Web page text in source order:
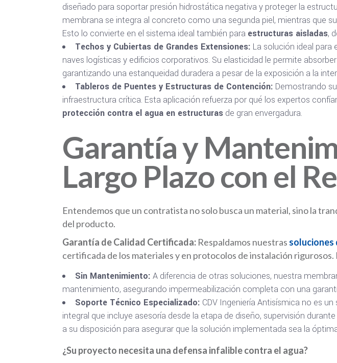
diseñado para soportar presión hidrostática negativa y proteger la
membrana se integra al concreto como una segunda piel, mientras que
Esto lo convierte en el sistema ideal también para estructuras aisladas,
Techos y Cubiertas de Grandes Extensiones: La solución ideal para
naves logísticas y edificios corporativos. Su elasticidad le permite
garantizando una estanqueidad duradera a pesar de la exposición a la
Tableros de Puentes y Estructuras de Contención: Demostrando
infraestructura crítica. Esta aplicación refuerza por qué los expertos
protección contra el agua en estructuras de gran envergadura.
Garantía y
Largo Plazo con el
Entendemos que un contratista no solo busca un material, sino la
del producto.
Garantía de Calidad Certificada: Respaldamos nuestras soluciones
certificada de los materiales y en protocolos de instalación
Sin Mantenimiento: A diferencia de otras soluciones, nuestra
mantenimiento, asegurando impermeabilización completa con una
Soporte Técnico Especializado: CDV Ingeniería Antisísmica no es
integral que incluye asesoría desde la etapa de diseño, supervisión
a su disposición para asegurar que la solución implementada sea la
¿Su proyecto necesita una defensa infalible contra el agua?